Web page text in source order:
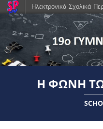
Η ΦΩΝΉ
Ηλεκτρονικά Σχολικά